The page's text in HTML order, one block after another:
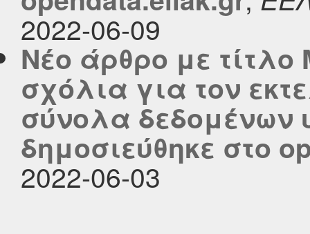
2022-06-09
Νέο άρθρο με τίτλο
σχόλια για τον
σύνολα δεδομένων
δημοσιεύθηκε στο
2022-06-03